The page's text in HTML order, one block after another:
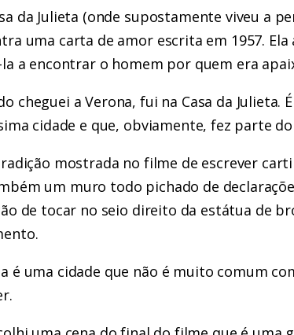
da Julieta (onde supostamente viveu a
uma carta de amor escrita em 1957.
a encontrar o homem por quem era
cheguei a Verona, fui na Casa da Julieta.
cidade e que, obviamente, fez parte
mostrada no filme de escrever
um muro todo pichado de
de tocar no seio direito da estátua de
é uma cidade que não é muito comum